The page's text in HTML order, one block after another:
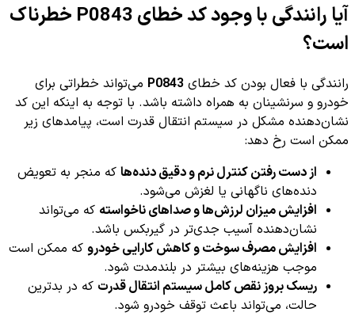
آیا رانندگی با وجود کد خطای P0843 خطرناک
است؟
رانندگی با فعال بودن کد خطای P0843 می‌تواند خطراتی برای
خودرو و سرنشینان به همراه داشته باشد. با توجه به اینکه این کد
نشان‌دهنده مشکل در سیستم انتقال قدرت است، پیامدهای زیر
ممکن است رخ دهد:
از دست رفتن کنترل نرم و دقیق دنده‌ها که منجر به تعویض
دنده‌های ناگهانی یا لغزش می‌شود.
افزایش میزان لرزش‌ها و صداهای ناخواسته که می‌تواند
نشان‌دهنده آسیب جدی‌تر در گیربکس باشد.
افزایش مصرف سوخت و کاهش کارایی خودرو که ممکن است
موجب هزینه‌های بیشتر در بلندمدت شود.
ریسک بروز نقص کامل سیستم انتقال قدرت که در بدترین
حالت، می‌تواند باعث توقف خودرو شود.